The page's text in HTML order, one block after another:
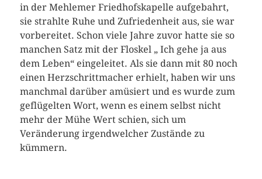
in der Mehlemer Friedhofskapelle aufgebahrt,
sie strahlte Ruhe und Zufriedenheit aus, sie war
vorbereitet. Schon viele Jahre zuvor hatte sie so
manchen Satz mit der Floskel „ Ich gehe ja aus
dem Leben“ eingeleitet. Als sie dann mit 80 noch
einen Herzschrittmacher erhielt, haben wir uns
manchmal darüber amüsiert und es wurde zum
geflügelten Wort, wenn es einem selbst nicht
mehr der Mühe Wert schien, sich um
Veränderung irgendwelcher Zustände zu
kümmern.